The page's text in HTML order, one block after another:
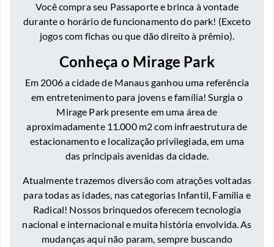
Você compra seu Passaporte e brinca à vontade
durante o horário de funcionamento do park! (Exceto
jogos com fichas ou que dão direito à prêmio).
Conheça o Mirage Park
Em 2006 a cidade de Manaus ganhou uma referência
em entretenimento para jovens e família! Surgia o
Mirage Park presente em uma área de
aproximadamente 11.000 m2 com infraestrutura de
estacionamento e localização privilegiada, em uma
das principais avenidas da cidade.
Atualmente trazemos diversão com atrações voltadas
para todas as idades, nas categorias Infantil, Família e
Radical! Nossos brinquedos oferecem tecnologia
nacional e internacional e muita história envolvida. As
mudanças aqui não param, sempre buscando